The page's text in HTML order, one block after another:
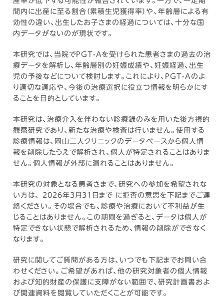
間内に出産に至る割合（累積生児獲得率）や、年齢層による有
効性の違い、出生したお子さまの経過については、十分な国
内データがないのが現状です。
本研究では、当院でPGT-Aを受けられた患者さまの過去の治
療データを解析し、年齢層別の妊娠成績や、妊娠経過、出生
児の予後などについて検討します。これにより、PGT-Aのよ
り適切な適応や、今後の治療選択に役立つ情報を明らかにす
ることを目的としています。
本研究は、治療介入を伴わない診療録のみを用いた後方視的
観察研究であり、新たな治療や検査は行いません。使用する
診療情報は、岡山二人クリニックのデータベースから個人情
報を削除したうえで解析され、個人が特定されることはありま
せん。個人情報が外部に漏れることはありません。
本研究の対象となる患者さまで、研究への参加を希望されな
い方は、 2026年3月31日まで に拒否の意思を下記までご連
絡ください。その場合でも、診療や治療において不利益が生
じることはありません。この期間を過ぎると、データは個人が
特定できない状態で解析されるため、情報の削除ができなく
なります。
研究に関してご質問がある方は、いつでも下記までお問い合
わせください。ご希望があれば、他の研究対象者の個人情報
および知的財産の保護に支障がない範囲で、研究計画書およ
び関連資料を閲覧していただくことが可能です。